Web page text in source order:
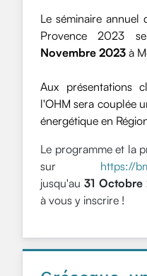
Le séminaire annuel
Provence 2023
Novembre 2023 à
Aux présentations
l'OHM sera couplée
énergétique en
Le programme et la
sur https://
jusqu'au31 Octobre
à vous y inscrire !